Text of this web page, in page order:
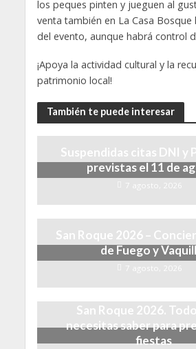
los peques pinten y jueguen al
venta también en La Casa Bosque
del evento, aunque habrá control
¡Apoya la actividad cultural y la
patrimonio local!
También te puede interesar
Suspendidas citas DNI y
previstas el 11 de
7 agosto, 2026
San Roque 2026 –
de Fuego y
7 agosto, 2026
San Roque 2026.
necesitas saber para
fiestas